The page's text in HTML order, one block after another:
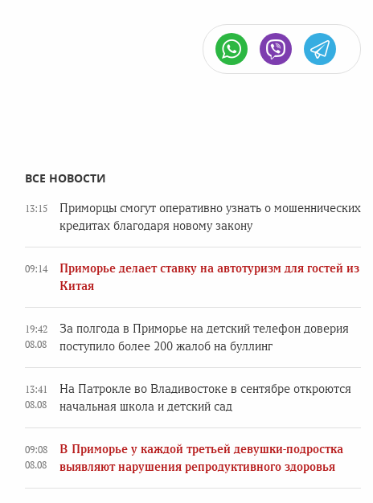
ВСЕ НОВОСТИ
13:15
Приморцы смогут оперативно узнать о мошеннических
кредитах благодаря новому закону
09:14
Приморье делает ставку на автотуризм для гостей из
Китая
19:42
08.08
За полгода в Приморье на детский телефон доверия
поступило более 200 жалоб на буллинг
13:41
08.08
На Патрокле во Владивостоке в сентябре откроются
начальная школа и детский сад
09:08
08.08
В Приморье у каждой третьей девушки-подростка
выявляют нарушения репродуктивного здоровья